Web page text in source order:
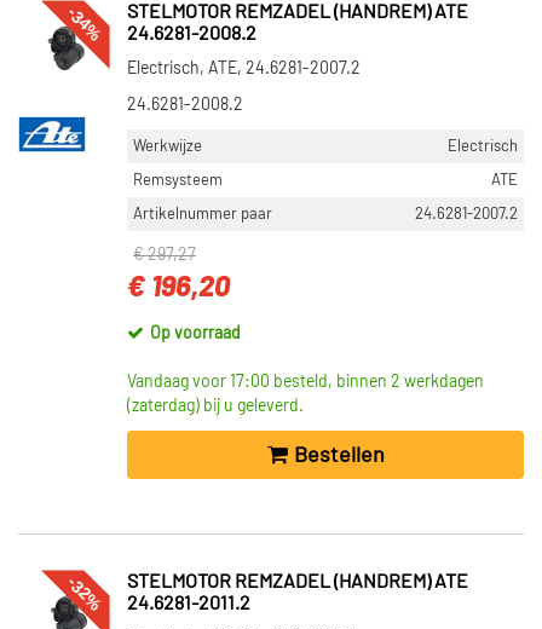
-34%
STELMOTOR REMZADEL (HANDREM) ATE
24.6281-2008.2
Electrisch, ATE, 24.6281-2007.2
24.6281-2008.2
Werkwijze
Electrisch
Remsysteem
ATE
Artikelnummer paar
24.6281-2007.2
€ 297,27
€ 196,20
Op voorraad
Vandaag voor 17:00 besteld, binnen 2 werkdagen
(zaterdag) bij u geleverd.
Bestellen
-32%
STELMOTOR REMZADEL (HANDREM) ATE
24.6281-2011.2